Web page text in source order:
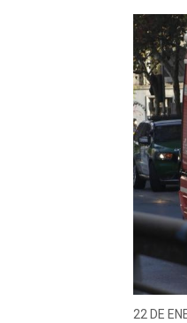
22 DE